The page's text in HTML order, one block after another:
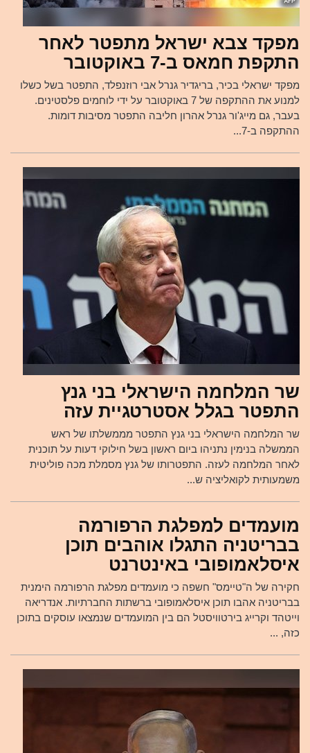
מפקד צבא ישראל מתפטר לאחר
התקפת חמאס ב-7 באוקטובר
מפקד ישראלי בכיר, בריגדיר גנרל אבי רוזנפלד, התפטר בשל כשלו
למנוע את ההתקפה של 7 באוקטובר על ידי לוחמים פלסטינים.
בעבר, גם מייג'ור גנרל אהרון חליבה התפטר מסיבות דומות.
ההתקפה ב-7...
שר המלחמה הישראלי בני גנץ
התפטר בגלל אסטרטגיית עזה
שר המלחמה הישראלי בני גנץ התפטר מממשלתו של ראש
הממשלה בנימין נתניהו ביום ראשון בשל חילוקי דעות על תוכנית
לאחר המלחמה לעזה. התפטרותו של גנץ מסמלת מכה פוליטית
משמעותית לקואליציה ש...
מועמדים למפלגת הרפורמה
בבריטניה התגלו אוהבים תוכן
איסלאמופובי באינטרנט
חקירה של ה"טיימס" חשפה כי מועמדים מפלגת הרפורמה הימנית
בבריטניה אהבו תוכן איסלאמופובי ברשתות החברתיות. אנדריאה
וייטהד וקרייג בירטוויסטל הם בין המועמדים שנמצאו עוסקים בתוכן
כזה, ...